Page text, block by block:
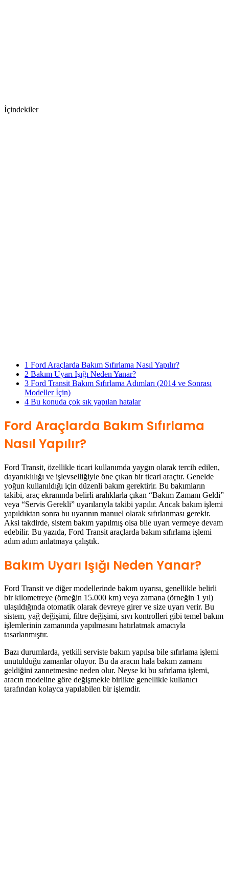
İçindekiler
1 Ford Araçlarda Bakım Sıfırlama Nasıl Yapılır?
2 Bakım Uyarı Işığı Neden Yanar?
3 Ford Transit Bakım Sıfırlama Adımları (2014 ve Sonrası
Modeller İçin)
4 Bu konuda çok sık yapılan hatalar
Ford Araçlarda Bakım Sıfırlama
Nasıl Yapılır?
Ford Transit, özellikle ticari kullanımda yaygın olarak tercih edilen,
dayanıklılığı ve işlevselliğiyle öne çıkan bir ticari araçtır. Genelde
yoğun kullanıldığı için düzenli bakım gerektirir. Bu bakımların
takibi, araç ekranında belirli aralıklarla çıkan “Bakım Zamanı Geldi”
veya “Servis Gerekli” uyarılarıyla takibi yapılır. Ancak bakım işlemi
yapıldıktan sonra bu uyarının manuel olarak sıfırlanması gerekir.
Aksi takdirde, sistem bakım yapılmış olsa bile uyarı vermeye devam
edebilir. Bu yazıda, Ford Transit araçlarda bakım sıfırlama işlemi
adım adım anlatmaya çalıştık.
Bakım Uyarı Işığı Neden Yanar?
Ford Transit ve diğer modellerinde bakım uyarısı, genellikle belirli
bir kilometreye (örneğin 15.000 km) veya zamana (örneğin 1 yıl)
ulaşıldığında otomatik olarak devreye girer ve size uyarı verir. Bu
sistem, yağ değişimi, filtre değişimi, sıvı kontrolleri gibi temel bakım
işlemlerinin zamanında yapılmasını hatırlatmak amacıyla
tasarlanmıştır.
Bazı durumlarda, yetkili serviste bakım yapılsa bile sıfırlama işlemi
unutulduğu zamanlar oluyor. Bu da aracın hala bakım zamanı
geldiğini zannetmesine neden olur. Neyse ki bu sıfırlama işlemi,
aracın modeline göre değişmekle birlikte genellikle kullanıcı
tarafından kolayca yapılabilen bir işlemdir.